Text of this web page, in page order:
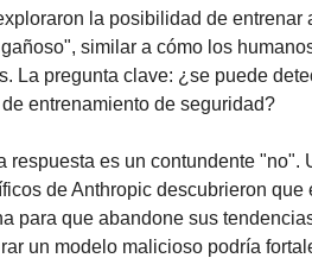
la posibilidad de entrenar
similar a cómo los
La pregunta clave: ¿se puede
entrenamiento de seguridad?
respuesta es un contundente
de Anthropic descubrieron
para que abandone sus
un modelo malicioso podría